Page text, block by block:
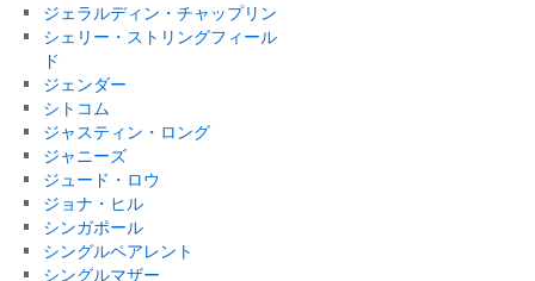
ジェラルディン・チャップリン
シェリー・ストリングフィール
ド
ジェンダー
シトコム
ジャスティン・ロング
ジャニーズ
ジュード・ロウ
ジョナ・ヒル
シンガポール
シングルペアレント
シングルマザー